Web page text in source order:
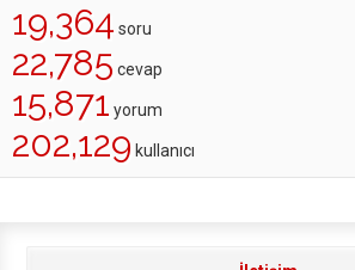
19,364 soru
22,785 cevap
15,871 yorum
202,129 kullanıcı